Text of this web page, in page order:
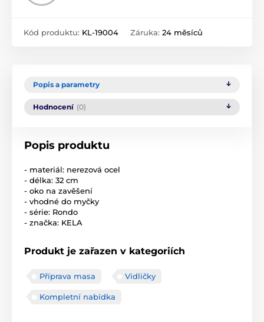
Kód produktu: KL-19004 Záruka: 24 měsíců
Popis a parametry
Hodnocení (0)
Popis produktu
- materiál: nerezová ocel
- délka: 32 cm
- oko na zavěšení
- vhodné do myčky
- série: Rondo
- značka: KELA
Produkt je zařazen v kategoriích
Příprava masa Vidličky
Kompletní nabídka